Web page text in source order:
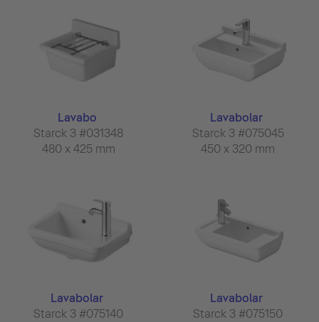
Lavabo
Starck 3 #031348
480 x 425 mm
Lavabolar
Starck 3 #075045
450 x 320 mm
Lavabolar
Starck 3 #075140
Lavabolar
Starck 3 #075150